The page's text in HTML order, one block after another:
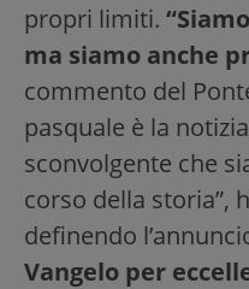
propri limiti.
ma siamo anche
commento del
pasquale è la
sconvolgente che
corso della storia”,
definendo
Vangelo per